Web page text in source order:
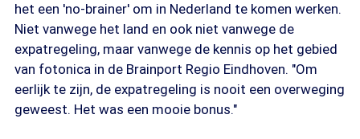
het een 'no-brainer' om in Nederland te komen werken.
Niet vanwege het land en ook niet vanwege de
expatregeling, maar vanwege de kennis op het gebied
van fotonica in de Brainport Regio Eindhoven. "Om
eerlijk te zijn, de expatregeling is nooit een overweging
geweest. Het was een mooie bonus."